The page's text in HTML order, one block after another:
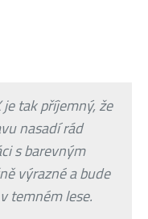
je tak příjemný, že
nasadí rád
s barevným
výrazné a bude
temném lese.